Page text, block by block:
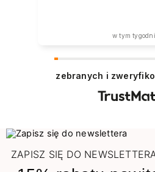
w tym
zebranych i
ZAPISZ SIĘ DO